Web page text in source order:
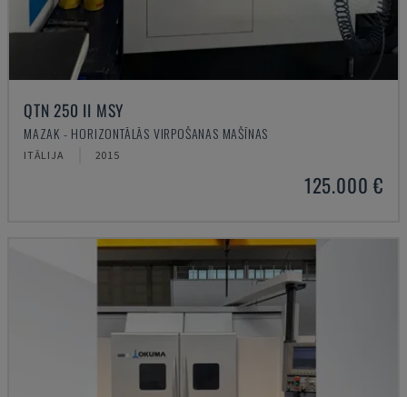
QTN 250 II MSY
MAZAK - HORIZONTĀLĀS VIRPOŠANAS MAŠĪNAS
ITĀLIJA 2015
125.000 €